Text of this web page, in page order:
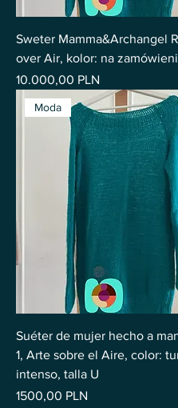
Sweter Mamma&Archangel
over Air, kolor: na
Precio
10.000,00 PLN
Moda
Suéter de mujer hecho a
1, Arte sobre el Aire, color:
intenso, talla U
Precio
1500,00 PLN